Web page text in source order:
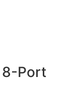
8-Port